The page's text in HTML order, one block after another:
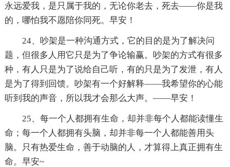
永远爱我，是只属于我的，无论你老去，死去——你是我
的，哪怕我不愿陪你同死。早安！
24、吵架是一种沟通方式，它的目的是为了解决问
题，但很多人用它只是为了争论输赢。吵架的方式有很多
种，有人只是为了说给自己听，有的只是为了发泄，有人
是为了得到回馈。吵架有一个好解释——我希望你的心能
听到我的声音，所以我才会那么大声。——早安！
25、每一个人都拥有生命，却并非每个人都能读懂生
命；每一个人都拥有头脑，却并非每一个人都能善用头
脑。只有热爱生命，善于动脑的人，才算得上真正拥有生
命。早安~